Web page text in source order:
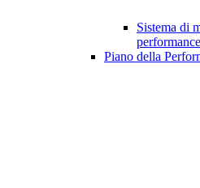
Sistema di
performance
Piano della